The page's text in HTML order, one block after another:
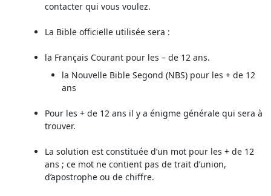
contacter qui vous voulez.
La Bible officielle utilisée sera :
la Français Courant pour les – de 12 ans.
la Nouvelle Bible Segond (NBS) pour les + de 12
ans
Pour les + de 12 ans il y a énigme générale qui sera à
trouver.
La solution est constituée d’un mot pour les + de 12
ans ; ce mot ne contient pas de trait d’union,
d’apostrophe ou de chiffre.